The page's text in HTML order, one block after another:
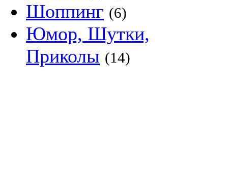
Шоппинг (6)
Юмор, Шутки,
Приколы (14)